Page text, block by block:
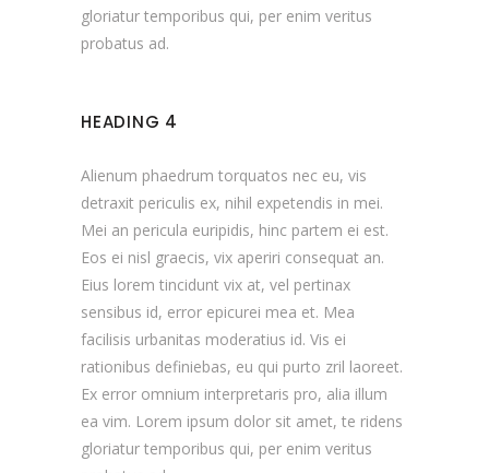
gloriatur temporibus qui, per enim veritus
probatus ad.
HEADING 4
Alienum phaedrum torquatos nec eu, vis
detraxit periculis ex, nihil expetendis in mei.
Mei an pericula euripidis, hinc partem ei est.
Eos ei nisl graecis, vix aperiri consequat an.
Eius lorem tincidunt vix at, vel pertinax
sensibus id, error epicurei mea et. Mea
facilisis urbanitas moderatius id. Vis ei
rationibus definiebas, eu qui purto zril laoreet.
Ex error omnium interpretaris pro, alia illum
ea vim. Lorem ipsum dolor sit amet, te ridens
gloriatur temporibus qui, per enim veritus